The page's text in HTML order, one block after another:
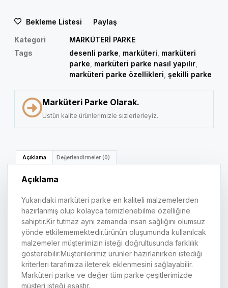
Bekleme Listesi Paylaş
Kategori
MARKÜTERİ PARKE
Tags
desenli parke marküteri marküteri
parke marküteri parke nasıl yapılır
marküteri parke özellikleri şekilli parke
Marküteri Parke Olarak.
Üstün kalite ürünlerimizle sizlerlerleyiz.
Açıklama Değerlendirmeler (0)
Açıklama
Yukarıdaki marküteri parke en kaliteli malzemelerden
hazırlanmış olup kolayca temizlenebilme özelliğine
sahiptir.Kir tutmaz aynı zamanda insan sağlığını olumsuz
yönde etkilememektedir.ürünün oluşumunda kullanılcak
malzemeler müşterimizin isteği doğrultusunda farklılık
gösterebilir.Müşterilerimiz ürünler hazırlanırken istediği
kriterleri tarafımıza ileterek eklenmesini sağlayabilir.
Marküteri parke ve değer tüm parke çeşitlerimizde
müşteri isteği esastır.